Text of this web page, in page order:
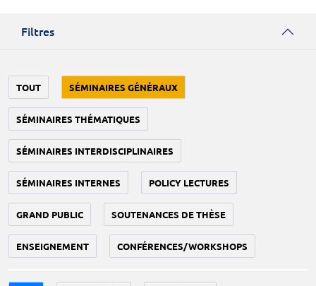
Filtres
TOUT SÉMINAIRES GÉNÉRAUX
SÉMINAIRES THÉMATIQUES
SÉMINAIRES INTERDISCIPLINAIRES
SÉMINAIRES INTERNES POLICY LECTURES
GRAND PUBLIC SOUTENANCES DE THÈSE
ENSEIGNEMENT CONFÉRENCES/WORKSHOPS